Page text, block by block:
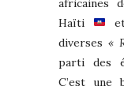
africaines
Haïti
diverses «
parti des
C’est une